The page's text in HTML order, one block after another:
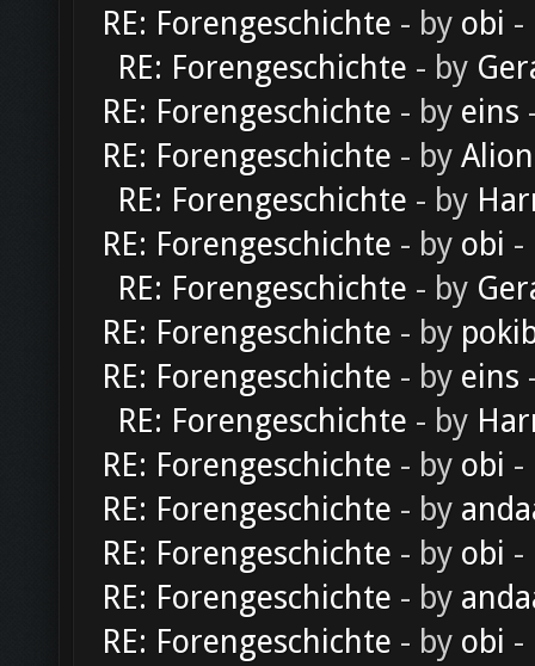
RE: Forengeschichte - by obi -
RE: Forengeschichte - by
RE: Forengeschichte - by eins
RE: Forengeschichte - by Alion
RE: Forengeschichte - by
RE: Forengeschichte - by obi -
RE: Forengeschichte - by
RE: Forengeschichte - by
RE: Forengeschichte - by eins
RE: Forengeschichte - by
RE: Forengeschichte - by obi -
RE: Forengeschichte - by
RE: Forengeschichte - by obi -
RE: Forengeschichte - by
RE: Forengeschichte - by obi -